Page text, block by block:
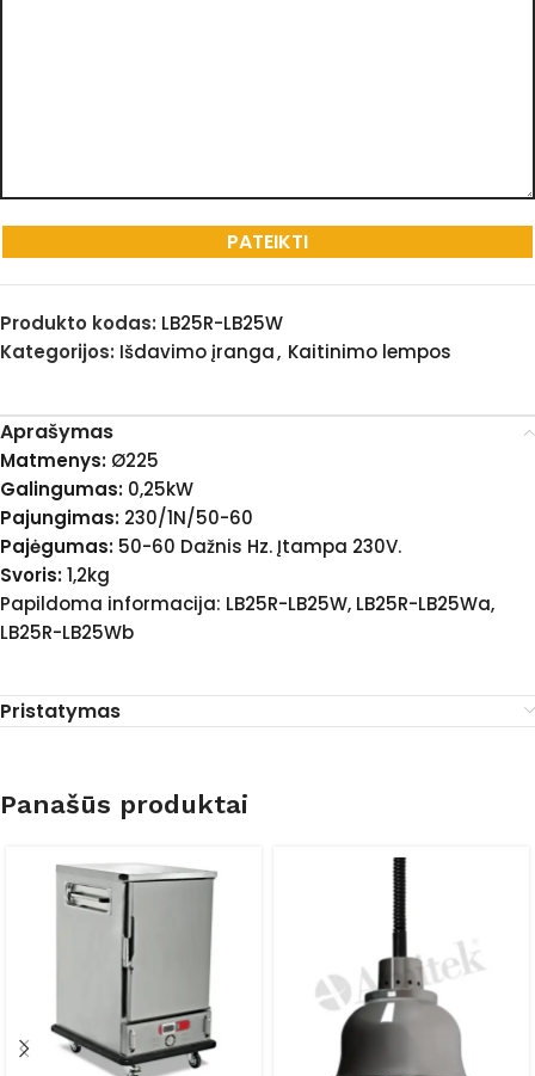
Produkto kodas: LB25R-LB25W
Kategorijos: Išdavimo įranga, Kaitinimo lempos
Aprašymas
Matmenys: Ø225
Galingumas: 0,25kW
Pajungimas: 230/1N/50-60
Pajėgumas: 50-60 Dažnis Hz. Įtampa 230V.
Svoris:1,2kg
Papildoma informacija: LB25R-LB25W, LB25R-LB25Wa,
LB25R-LB25Wb
Pristatymas
Panašūs produktai